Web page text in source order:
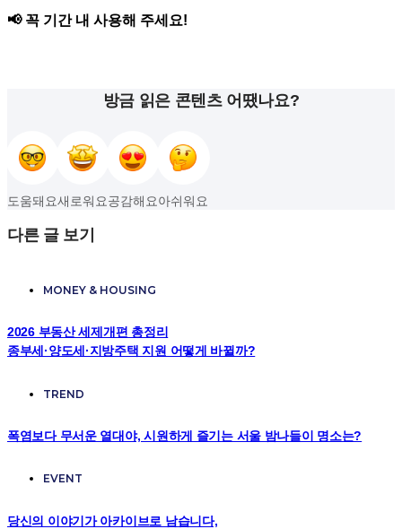
📢 꼭 기간 내 사용해 주세요!
방금 읽은 콘텐츠 어땠나요?
도움돼요새로워요공감해요아쉬워요
다른 글 보기
MONEY & HOUSING
2026 부동산 세제개편 총정리
종부세·양도세·지방주택 지원 어떻게 바뀔까?
TREND
폭염보다 무서운 열대야, 시원하게 즐기는 서울 밤나들이 명소는?
EVENT
당신의 이야기가 아카이브로 남습니다,